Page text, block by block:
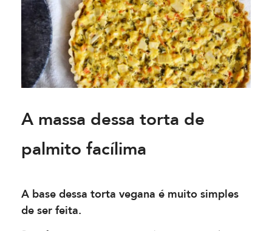
A massa dessa torta de
palmito facílima
A base dessa torta vegana é muito simples
de ser feita.